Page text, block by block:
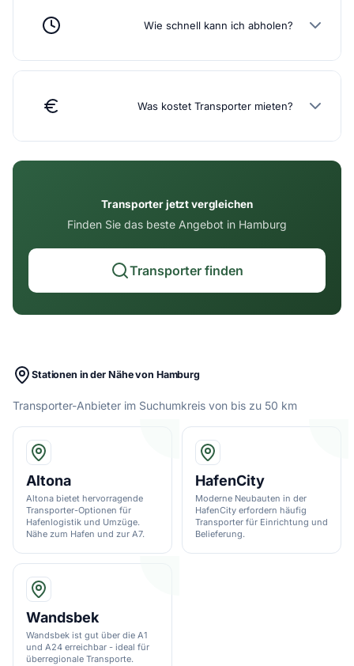
Wie schnell kann ich abholen?
Was kostet Transporter mieten?
Transporter jetzt vergleichen
Finden Sie das beste Angebot in Hamburg
Transporter finden
Stationen in der Nähe von Hamburg
Transporter-Anbieter im Suchumkreis von bis zu 50 km
Altona
Altona bietet hervorragende
Transporter-Optionen für
Hafenlogistik und Umzüge.
Nähe zum Hafen und zur A7.
HafenCity
Moderne Neubauten in der
HafenCity erfordern häufig
Transporter für Einrichtung und
Belieferung.
Wandsbek
Wandsbek ist gut über die A1
und A24 erreichbar - ideal für
überregionale Transporte.